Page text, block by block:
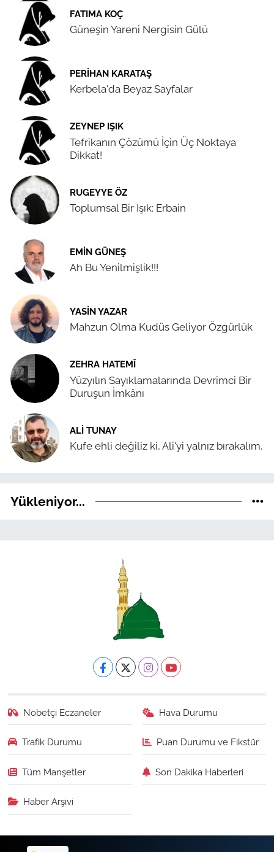
FATIMA KOÇ
Güneşin Yareni Nergisin Gülü
PERIHAN KARATAŞ
Kerbela'da Beyaz Sayfalar
ZEYNEP IŞIK
Tefrikanın Çözümü İçin Üç Noktaya
Dikkat!
RUGEYYE ÖZ
Toplumsal Bir Işık: Erbain
EMIN GÜNEŞ
Ah Bu Yenilmişlik!!!
YASIN YAZAR
Mahzun Olma Kudüs Geliyor Özgürlük
ZEHRA HATEMÎ
Yüzyılın Sayıklamalarında Devrimci Bir
Duruşun İmkânı
ALI TUNAY
Kufe ehli değiliz ki, Ali'yi yalnız bırakalım.
Yükleniyor...
Nöbetçi Eczaneler Hava Durumu
Trafik Durumu Puan Durumu ve Fikstür
Tüm Manşetler Son Dakika Haberleri
Haber Arşivi